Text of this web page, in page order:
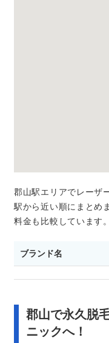
郡山駅エリアでレーザ
駅から近い順にまとめ
料金も比較しています。
ブランド名
郡山で永久脱
ニックへ！